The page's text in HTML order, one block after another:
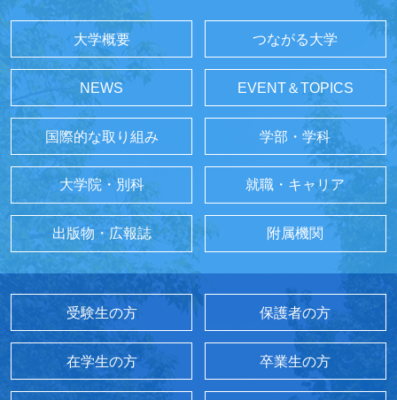
大学概要 つながる大学
NEWS EVENT＆TOPICS
国際的な取り組み 学部・学科
大学院・別科 就職・キャリア
出版物・広報誌 附属機関
受験生の方 保護者の方
在学生の方 卒業生の方